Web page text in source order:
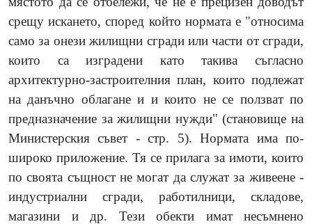
срещу искането, според който нормата е "относима
само за онези жилищни сгради или части от сгради,
които са изградени като такива съгласно
архитектурно-застроителния план, които подлежат
на данъчно облагане и и които не се ползват по
предназначение за жилищни нужди" (становище на
Министерския съвет - стр. 5). Нормата има по-
широко приложение. Тя се прилага за имоти, които
по своята същност не могат да служат за живеене -
индустриални сгради, работилници, складове,
магазини и др. Тези обекти имат несъмнено